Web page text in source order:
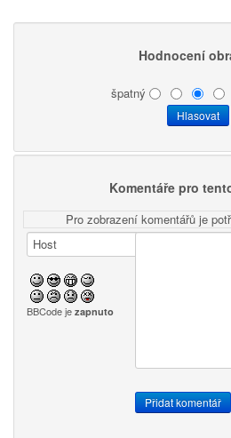
Hodnocení
špatný
Komentáře pro
Pro zobrazení komentářů je
BBCode je zapnuto